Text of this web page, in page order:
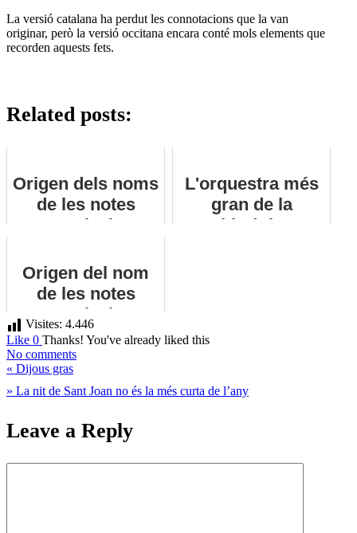
La versió catalana ha perdut les connotacions que la van
originar, però la versió occitana encara conté mols elements que
recorden aquests fets.
Related posts:
Origen dels noms
de les notes
musicals
L'orquestra més
gran de la
història
Origen del nom
de les notes
musicals
Visites: 4.446
Like 0 Thanks! You've already liked this
No comments
« Dijous gras
» La nit de Sant Joan no és la més curta de l’any
Leave a Reply